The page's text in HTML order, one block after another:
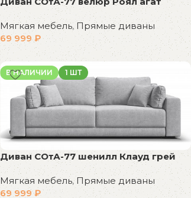
Мягкая мебель, Прямые диваны
69 999₽
В корзину
В НАЛИЧИИ 1 ШТ
Диван СОтА-77 шенилл Клауд грей
Мягкая мебель, Прямые диваны
69 999₽